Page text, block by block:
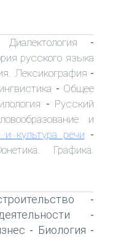
Диалектология -
русского языка
Лексикография -
- Общее
- Русский
и
и культура речи -
Графика.
-
-
- Биология -